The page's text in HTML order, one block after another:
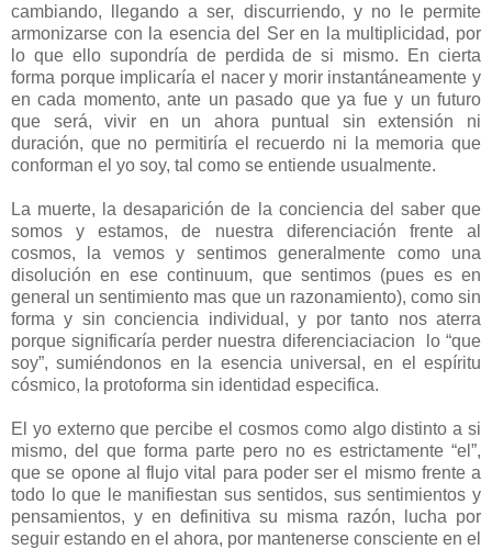
cambiando, llegando a ser, discurriendo, y no le permite
armonizarse con la esencia del Ser en la multiplicidad, por
lo que ello supondría de perdida de si mismo. En cierta
forma porque implicaría el nacer y morir instantáneamente y
en cada momento, ante un pasado que ya fue y un futuro
que será, vivir en un ahora puntual sin extensión ni
duración, que no permitiría el recuerdo ni la memoria que
conforman el yo soy, tal como se entiende usualmente.
La muerte, la desaparición de la conciencia del saber que
somos y estamos, de nuestra diferenciación frente al
cosmos, la vemos y sentimos generalmente como una
disolución en ese continuum, que sentimos (pues es en
general un sentimiento mas que un razonamiento), como sin
forma y sin conciencia individual, y por tanto nos aterra
porque significaría perder nuestra diferenciaciacion lo “que
soy”, sumiéndonos en la esencia universal, en el espíritu
cósmico, la protoforma sin identidad especifica.
El yo externo que percibe el cosmos como algo distinto a si
mismo, del que forma parte pero no es estrictamente “el”,
que se opone al flujo vital para poder ser el mismo frente a
todo lo que le manifiestan sus sentidos, sus sentimientos y
pensamientos, y en definitiva su misma razón, lucha por
seguir estando en el ahora, por mantenerse consciente en el